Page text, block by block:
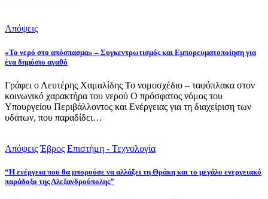
Απόψεις
«Το νερό στο απόσπασμα» – Συγκεντρωτισμός και Εμπορευματοποίηση για
ένα δημόσιο αγαθό
Γράφει ο Λευτέρης Χαμαλίδης Το νομοσχέδιο – ταφόπλακα στον
κοινωνικό χαρακτήρα του νερού Ο πρόσφατος νόμος του
Υπουργείου Περιβάλλοντος και Ενέργειας για τη διαχείριση των
υδάτων, που παραδίδει…
Απόψεις Έβρος Επιστήμη - Τεχνολογία
“Η ενέργεια που θα μπορούσε να αλλάξει τη Θράκη και το μεγάλο ενεργειακό
παράδοξο της Αλεξανδρούπολης”